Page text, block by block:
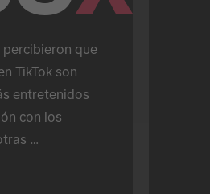
percibieron que
TikTok son
entretenidos
con los